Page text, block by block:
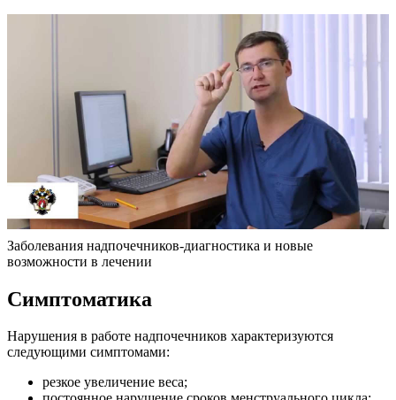
Заболевания надпочечников-диагностика и новые
возможности в лечении
Симптоматика
Нарушения в работе надпочечников характеризуются
следующими симптомами:
резкое увеличение веса;